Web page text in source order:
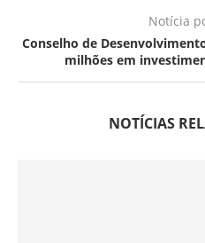
Notícia
Conselho de
milhões em
NOTÍCIAS